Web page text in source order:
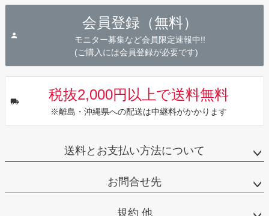
会員登録（無料）
モニター募集など会員限定速報中!!
(ご購入には会員登録が必要です)
税抜2,000円以上で送料無料
※離島・沖縄県への配送は中継料がかかります
送料とお支払い方法について
お問合せ先
規約 他